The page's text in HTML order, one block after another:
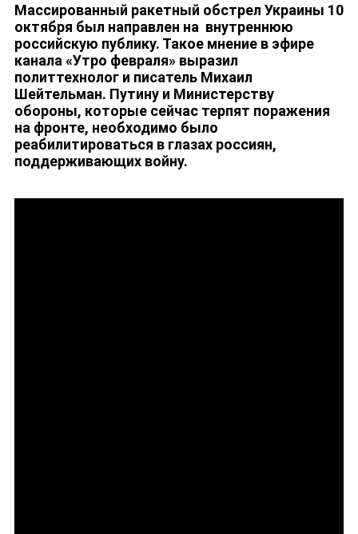
НОВОСТИ
Массированный ракетный обстрел Украины 10
октября был направлен на внутреннюю
российскую публику. Такое мнение в эфире
канала «Утро февраля» выразил
политтехнолог и писатель Михаил
Шейтельман. Путину и Министерству
обороны, которые сейчас терпят поражения
на фронте, необходимо было
реабилитироваться в глазах россиян,
поддерживающих войну.